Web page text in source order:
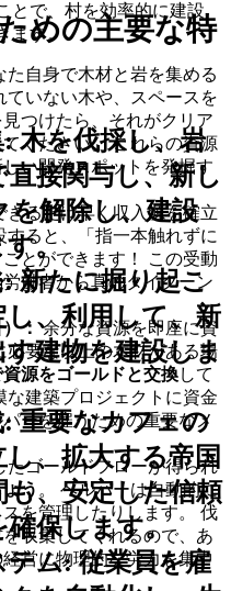
めの主要な特
: 木を伐採し、岩
接関与し、新し
を解除し、建設
。
: 新たに掘り起こ
、利用して、新
建物を建設しま
: 重要なカフェの
、拡大する帝国
、安定した信頼
確保します。
テム: 従業員を雇
とで、村を効率的に建設
ます。
た自身で木材と岩を集める
ていない木や、スペースを
つけたら、それがクリア
ください。 これらの資源
い開発スポットを発掘す
きるだけ早く収入源を確立
すると、「指一本触れずに
とができます！ この受動
働者から真のタイクーン
）：余分な資源を即座に資
必要な以上の木材がある場
源をゴールドと交換して
な建築プロジェクトに資金
ーを雇うための重要なメ
たゴールドフローが得られ
う 。 ヘルパーは自動的に
を管理したりします。 伐
収集してくれるので、あ
営に物理的な労力を集中